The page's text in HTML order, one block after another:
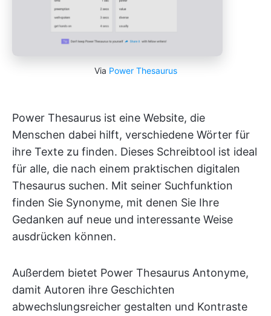
Via Power Thesaurus
Power Thesaurus ist eine Website, die
Menschen dabei hilft, verschiedene Wörter für
ihre Texte zu finden. Dieses Schreibtool ist ideal
für alle, die nach einem praktischen digitalen
Thesaurus suchen. Mit seiner Suchfunktion
finden Sie Synonyme, mit denen Sie Ihre
Gedanken auf neue und interessante Weise
ausdrücken können.
Außerdem bietet Power Thesaurus Antonyme,
damit Autoren ihre Geschichten
abwechslungsreicher gestalten und Kontraste